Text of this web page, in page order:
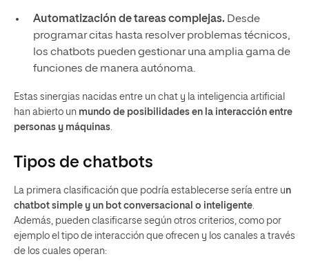
Automatización de tareas complejas. Desde
programar citas hasta resolver problemas técnicos,
los chatbots pueden gestionar una amplia gama de
funciones de manera autónoma.
Estas sinergias nacidas entre un chat y la inteligencia artificial
han abierto un mundo de posibilidades en la interacción entre
personas y máquinas.
Tipos de chatbots
La primera clasificación que podría establecerse sería entre un
chatbot simple y un bot conversacional o inteligente.
Además, pueden clasificarse según otros criterios, como por
ejemplo el tipo de interacción que ofrecen y los canales a través
de los cuales operan: